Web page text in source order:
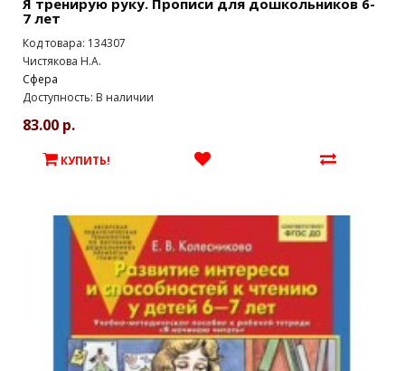
Я тренирую руку. Прописи для дошкольников 6-
7 лет
Код товара: 134307
Чистякова Н.А.
Сфера
Доступность: В наличии
83.00 р.
КУПИТЬ!